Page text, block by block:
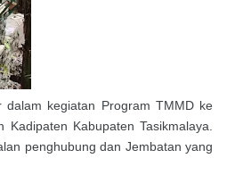
kegiatan Program TMMD ke
Kabupaten Tasikmalaya.
penghubung dan Jembatan yang